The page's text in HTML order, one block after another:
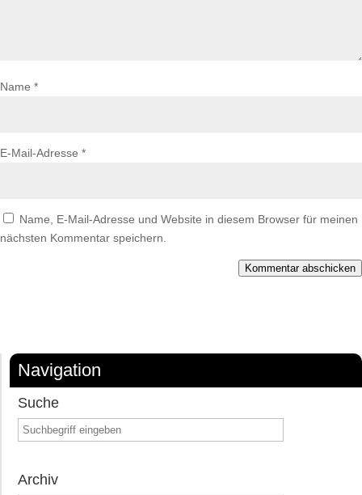
Name *
E-Mail-Adresse *
Name, E-Mail-Adresse und Website in diesem Browser für meinen
nächsten Kommentar speichern.
Kommentar abschicken
Navigation
Suche
Archiv